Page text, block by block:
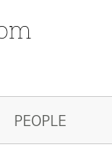
PEOPLE